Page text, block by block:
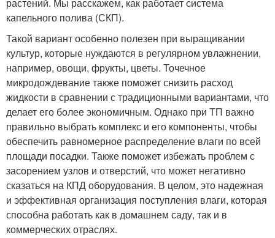
капельного полива (СКП).
Такой вариант особенно полезен при выращивании
культур, которые нуждаются в регулярном увлажнении,
например, овощи, фрукты, цветы. Точечное
микродождевание также поможет снизить расход
жидкости в сравнении с традиционными вариантами, что
делает его более экономичным. Однако при ТП важно
правильно выбрать комплекс и его компоненты, чтобы
обеспечить равномерное распределение влаги по всей
площади посадки. Также поможет избежать проблем с
засорением узлов и отверстий, что может негативно
сказаться на КПД оборудования. В целом, это надежная
и эффективная организация поступления влаги, которая
способна работать как в домашнем саду, так и в
коммерческих отраслях.